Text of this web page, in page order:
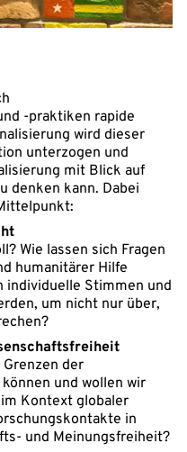
-praktiken rapide
wird dieser
unterzogen und
mit Blick auf
denken kann. Dabei
Wie lassen sich Fragen
humanitärer Hilfe
individuelle Stimmen und
um nicht nur über,
der
und wollen wir
Kontext globaler
in
und Meinungsfreiheit?